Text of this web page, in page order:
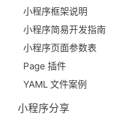
小程序框架说明
小程序简易开发指南
小程序页面参数表
Page 插件
YAML 文件案例
小程序分享